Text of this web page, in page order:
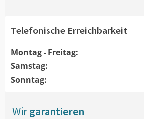
Telefonische Erreichbarkeit
Montag - Freitag:
Samstag:
Sonntag:
Wirgarantieren